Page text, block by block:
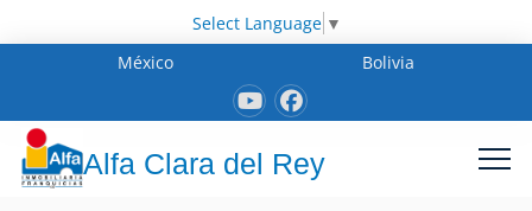
Select Language ▼
México
Bolivia
Alfa Clara del Rey